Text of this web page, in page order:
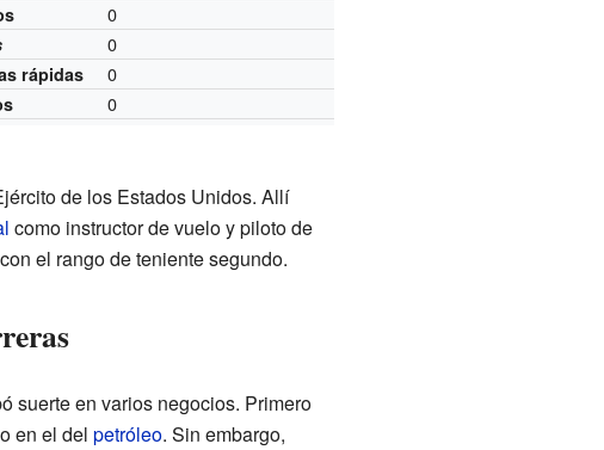
0
0
rápidas 0
0
de los Estados Unidos. Allí
como instructor de vuelo y piloto de
el rango de teniente segundo.
suerte en varios negocios. Primero
en el del petróleo. Sin embargo,